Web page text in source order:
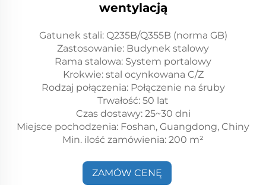
wentylacją
Gatunek stali: Q235B/Q355B (norma GB)
Zastosowanie: Budynek stalowy
Rama stalowa: System portalowy
Krokwie: stal ocynkowana C/Z
Rodzaj połączenia: Połączenie na śruby
Trwałość: 50 lat
Czas dostawy: 25~30 dni
Miejsce pochodzenia: Foshan, Guangdong, Chiny
Min. ilość zamówienia: 200 m²
ZAMÓW CENĘ